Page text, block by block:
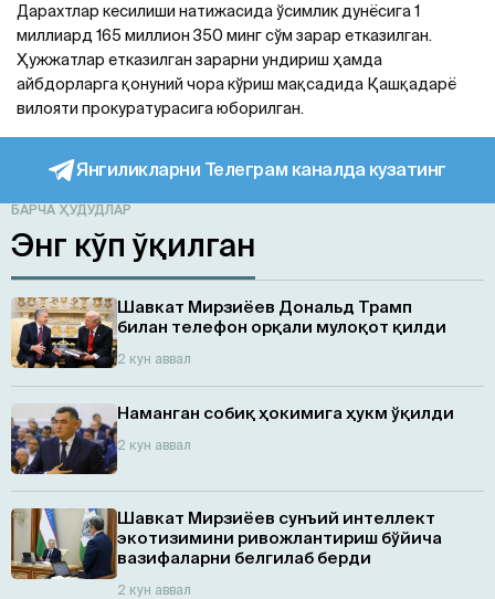
Дарахтлар кесилиши натижасида ўсимлик дунёсига 1
миллиард 165 миллион 350 минг сўм зарар етказилган.
Ҳужжатлар етказилган зарарни ундириш ҳамда
айбдорларга қонуний чора кўриш мақсадида Қашқадарё
вилояти прокуратурасига юборилган.
Янгиликларни Телеграм каналда кузатинг
БАРЧА ҲУДУДЛАР
Энг кўп ўқилган
Шавкат Мирзиёев Дональд Трамп
билан телефон орқали мулоқот қилди
2 кун аввал
Наманган собиқ ҳокимига ҳукм ўқилди
2 кун аввал
Шавкат Мирзиёев сунъий интеллект
экотизимини ривожлантириш бўйича
вазифаларни белгилаб берди
2 кун аввал